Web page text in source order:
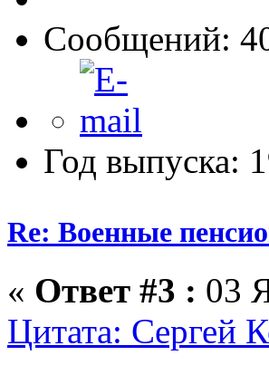
Сообщений:
Год выпуска:
Re: Военные
« Ответ #3 : 03
Цитата: Сергей